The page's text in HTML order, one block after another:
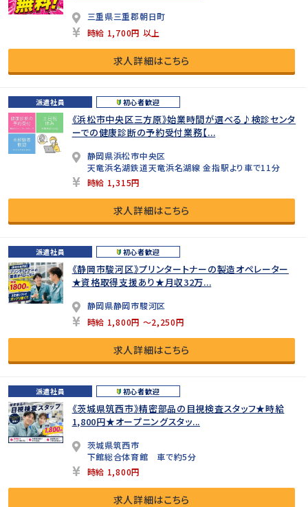
三重県三重郡朝日町
時給 1,700円 以上
求人詳細はこちら
派遣社員 初心者歓迎
《浜松市中央区三方原》始業時間が選べる♪検診センタ
ーでの健康診断の予約受付業務【...
静岡県浜松市中央区
天竜浜名湖鉄道天竜浜名湖線 金指駅より車で11分
時給 1,315円
求人詳細はこちら
派遣社員 初心者歓迎
《静岡市駿河区》プリンタートナーの製造オペレーター
★資格取得支援あり★月収32万...
静岡県静岡市駿河区
時給 1,800円 ～2,250円
求人詳細はこちら
派遣社員 初心者歓迎
《茨城県筑西市》精密部品の目視検査スタッフ★時給
1,800円★オープニングスタッ...
茨城県筑西市
下館総合体育館 車で約5分
時給 1,800円
求人詳細はこちら